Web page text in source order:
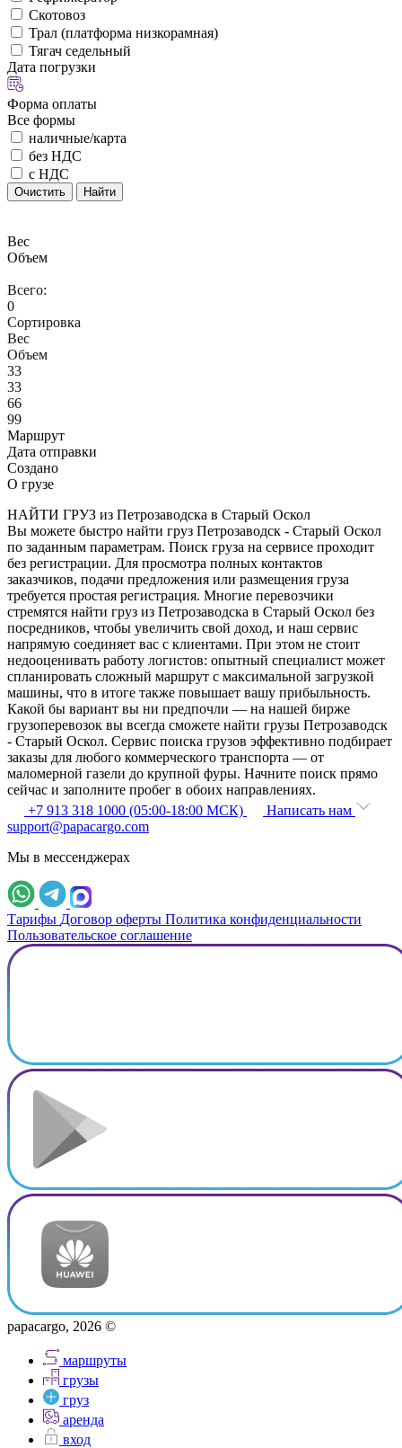
Скотовоз
Трал (платформа низкорамная)
Тягач седельный
Дата погрузки
Форма оплаты
Все формы
наличные/карта
без НДС
с НДС
Очистить Найти
Вес
Объем
Всего:
0
Сортировка
Вес
Объем
33
33
66
99
Маршрут
Дата отправки
Создано
О грузе
НАЙТИ ГРУЗ из Петрозаводска в Старый Оскол
Вы можете быстро найти груз Петрозаводск - Старый Оскол
по заданным параметрам. Поиск груза на сервисе проходит
без регистрации. Для просмотра полных контактов
заказчиков, подачи предложения или размещения груза
требуется простая регистрация. Многие перевозчики
стремятся найти груз из Петрозаводска в Старый Оскол без
посредников, чтобы увеличить свой доход, и наш сервис
напрямую соединяет вас с клиентами. При этом не стоит
недооценивать работу логистов: опытный специалист может
спланировать сложный маршрут с максимальной загрузкой
машины, что в итоге также повышает вашу прибыльность.
Какой бы вариант вы ни предпочли — на нашей бирже
грузоперевозок вы всегда сможете найти грузы Петрозаводск
- Старый Оскол. Сервис поиска грузов эффективно подбирает
заказы для любого коммерческого транспорта — от
маломерной газели до крупной фуры. Начните поиск прямо
сейчас и заполните пробег в обоих направлениях.
+7 913 318 1000 (05:00-18:00 МСК)
Написать нам
support@papacargo.com
Мы в мессенджерах
Тарифы Договор оферты Политика конфиденциальности
Пользовательское соглашение
papacargo, 2026 ©
маршруты
грузы
груз
аренда
вход